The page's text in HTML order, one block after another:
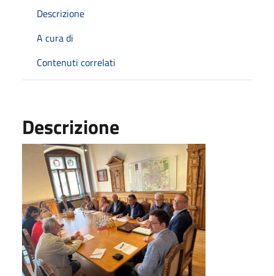
Descrizione
A cura di
Contenuti correlati
Descrizione